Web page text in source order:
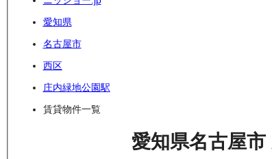
愛知県
名古屋市
西区
庄内緑地公園駅
賃貸物件一覧
愛知県名古屋市